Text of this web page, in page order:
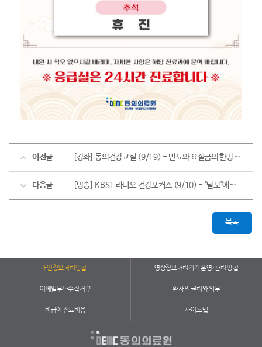
이전글 [강좌] 동의건강교실 (9/19) - 빈뇨와 요실금의 한방치료
다음글 [방송] KBS1 라디오 건강포커스 (9/10) - "탈모"에게서 내 머리카락 지키기
목록
개인정보처리방침 영상정보처리기기 운영·관리 방침
이메일무단수집거부 환자의 권리와 의무
비급여 진료비용 사이트맵